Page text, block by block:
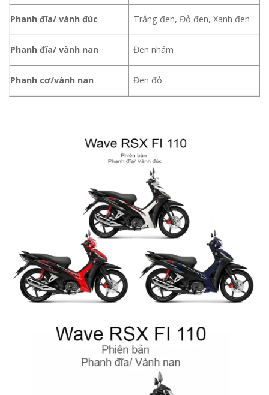
Phanh đĩa/ vành đúc Trắng đen, Đỏ đen, Xanh đen
Phanh đĩa/ vành nan Đen nhám
Phanh cơ/vành nan Đen đỏ